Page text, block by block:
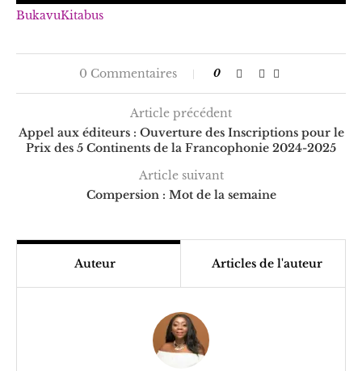
BukavuKitabus
0 Commentaires 0
Article précédent
Appel aux éditeurs : Ouverture des Inscriptions pour le
Prix des 5 Continents de la Francophonie 2024-2025
Article suivant
Compersion : Mot de la semaine
Auteur Articles de l'auteur